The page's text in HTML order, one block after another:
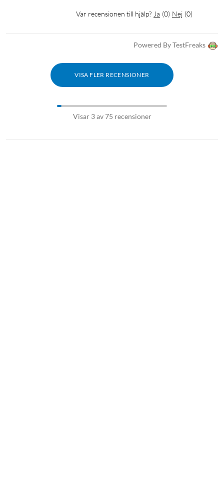
Var recensionen till hjälp? Ja (0) Nej (0)
Powered By TestFreaks
VISA FLER RECENSIONER
Visar 3 av 75 recensioner